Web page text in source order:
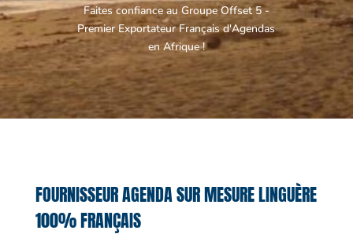
Faites confiance au Groupe Offset 5 -
Premier Exportateur Français d'Agendas
en Afrique !
FOURNISSEUR AGENDA SUR MESURE LINGUÈRE
100% FRANÇAIS